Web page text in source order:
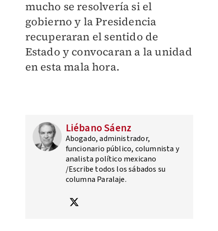
mucho se resolvería si el
gobierno y la Presidencia
recuperaran el sentido de
Estado y convocaran a la unidad
en esta mala hora.
Liébano Sáenz
Abogado, administrador,
funcionario público, columnista y
analista político mexicano
/Escribe todos los sábados su
columna Paralaje.